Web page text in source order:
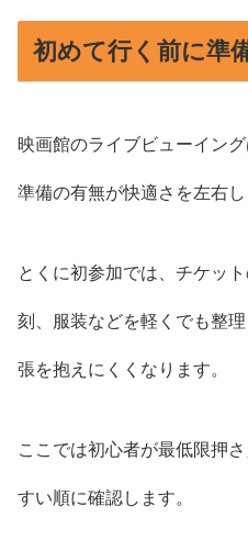
初めて行く前に準
映画館のライブビューイン
準備の有無が快適さを左右し
とくに初参加では、チケッ
刻、服装などを軽くでも整
張を抱えにくくなります。
ここでは初心者が最低限押
すい順に確認します。